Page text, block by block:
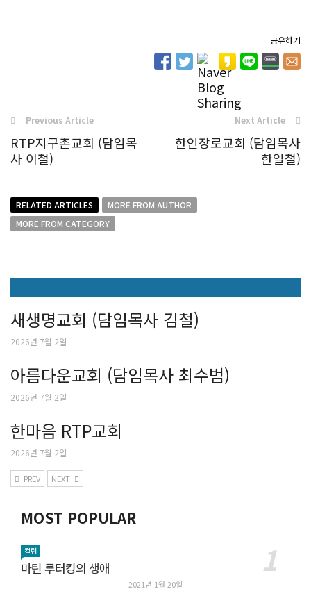
공유하기
Previous Article
RTP지구촌교회 (담임목
사 이철)
Next Article
한인장로교회 (담임목사
한일철)
RELATED ARTICLES
MORE FROM AUTHOR
MORE FROM CATEGORY
새생명교회 (담임목사 김철)
2026년 7월 2일
아름다운교회 (담임목사 최수범)
2026년 7월 2일
한마음 RTP교회
2026년 7월 2일
PREV NEXT
MOST POPULAR
컬럼
마틴 루터킹의 생애
2021년 1월 20일